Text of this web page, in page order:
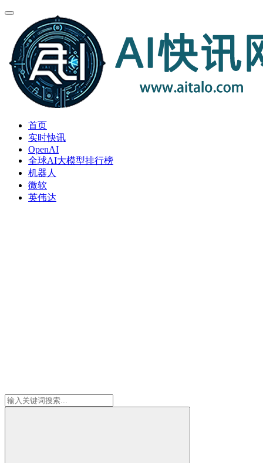
首页
实时快讯
OpenAI
全球AI大模型排行榜
机器人
微软
英伟达